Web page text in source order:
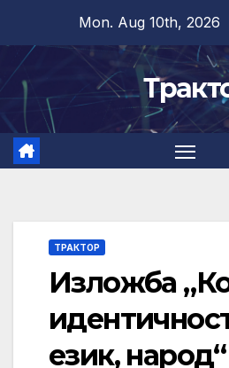
content
Mon. Aug 10th, 2026
ТРАКТОР
Изложба
език, народ“